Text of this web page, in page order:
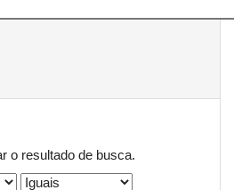
o resultado de busca.